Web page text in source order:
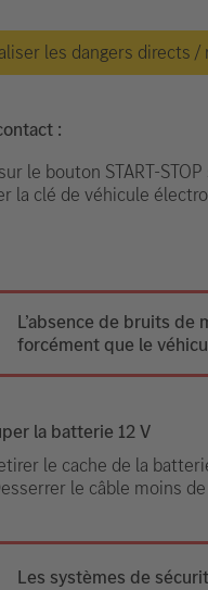
les dangers directs
:
le bouton START-
la clé de véhicule
L’absence de bruits de
forcément que le
la batterie 12 V
le cache de la
le câble moins
Les systèmes de